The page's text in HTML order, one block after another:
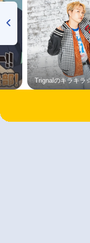
Trignalのキラキラ